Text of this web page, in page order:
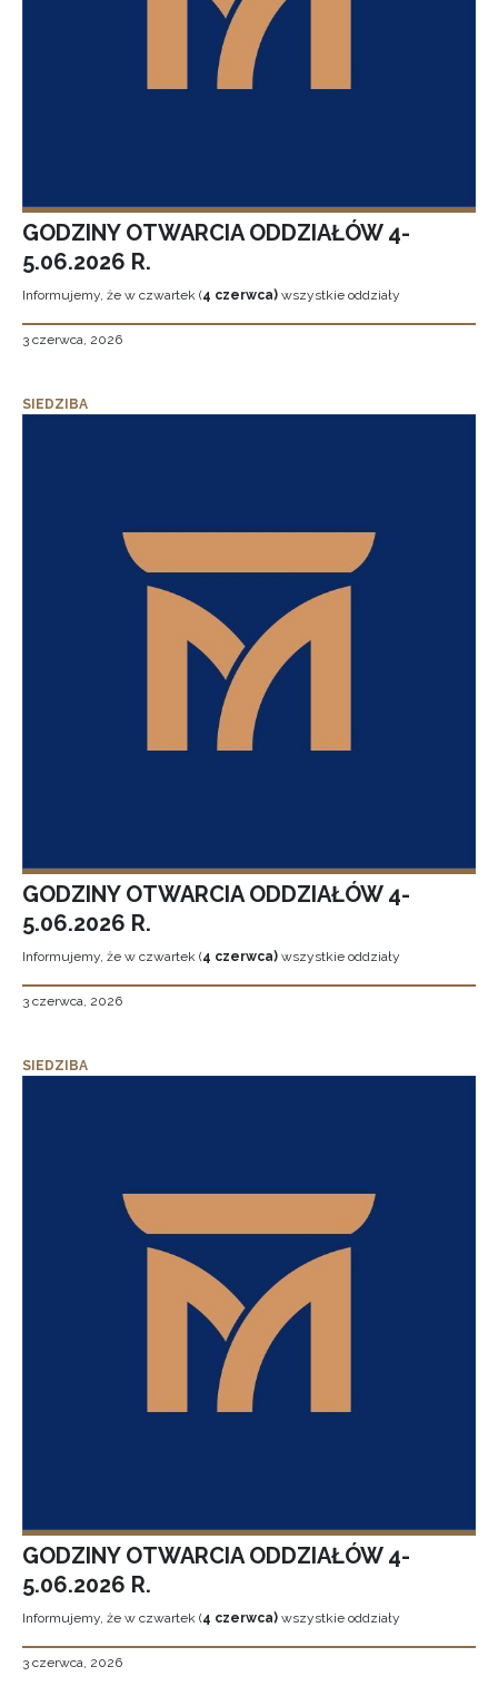
GODZINY OTWARCIA ODDZIAŁÓW 4-
5.06.2026 R.
Informujemy, że w czwartek (4 czerwca) wszystkie oddziały
3 czerwca, 2026
SIEDZIBA
GODZINY OTWARCIA ODDZIAŁÓW 4-
5.06.2026 R.
Informujemy, że w czwartek (4 czerwca) wszystkie oddziały
3 czerwca, 2026
SIEDZIBA
GODZINY OTWARCIA ODDZIAŁÓW 4-
5.06.2026 R.
Informujemy, że w czwartek (4 czerwca) wszystkie oddziały
3 czerwca, 2026